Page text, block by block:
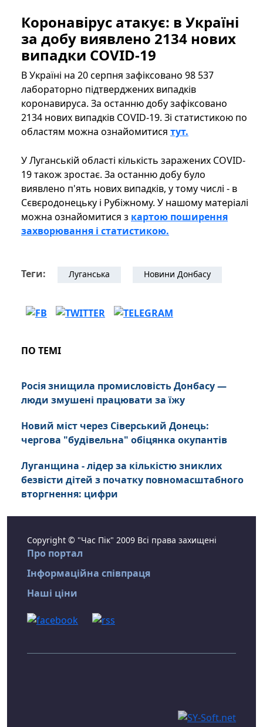
Коронавірус атакує: в Україні
за добу виявлено 2134 нових
випадки COVID-19
В Україні на 20 серпня зафіксовано 98 537
лабораторно підтверджених випадків
коронавируса. За останню добу зафіксовано
2134 нових випадків COVID-19. Зі статистикою по
областям можна ознайомитися тут.
У Луганській області кількість заражених COVID-
19 також зростає. За останню добу було
виявлено п'ять нових випадків, у тому числі - в
Сєвєродонецьку і Рубіжному. У нашому матеріалі
можна ознайомитися з картою поширення
захворювання і статистикою.
Теги: Луганська Новини Донбасу
ПО ТЕМІ
Росія знищила промисловість Донбасу —
люди змушені працювати за їжу
Новий міст через Сіверський Донець:
чергова "будівельна" обіцянка окупантів
Луганщина - лідер за кількістю зниклих
безвісти дітей з початку повномасштабного
вторгнення: цифри
Copyright © "Час Пік" 2009 Всі права захищені
Про портал
Інформаційна співпраця
Наші ціни